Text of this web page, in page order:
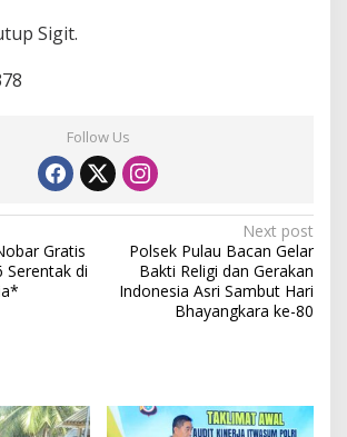
Sigit.
Follow Us
Gratis
Serentak di
Next post
Polsek Pulau Bacan Gelar
Bakti Religi dan Gerakan
Indonesia Asri Sambut Hari
Bhayangkara ke-80